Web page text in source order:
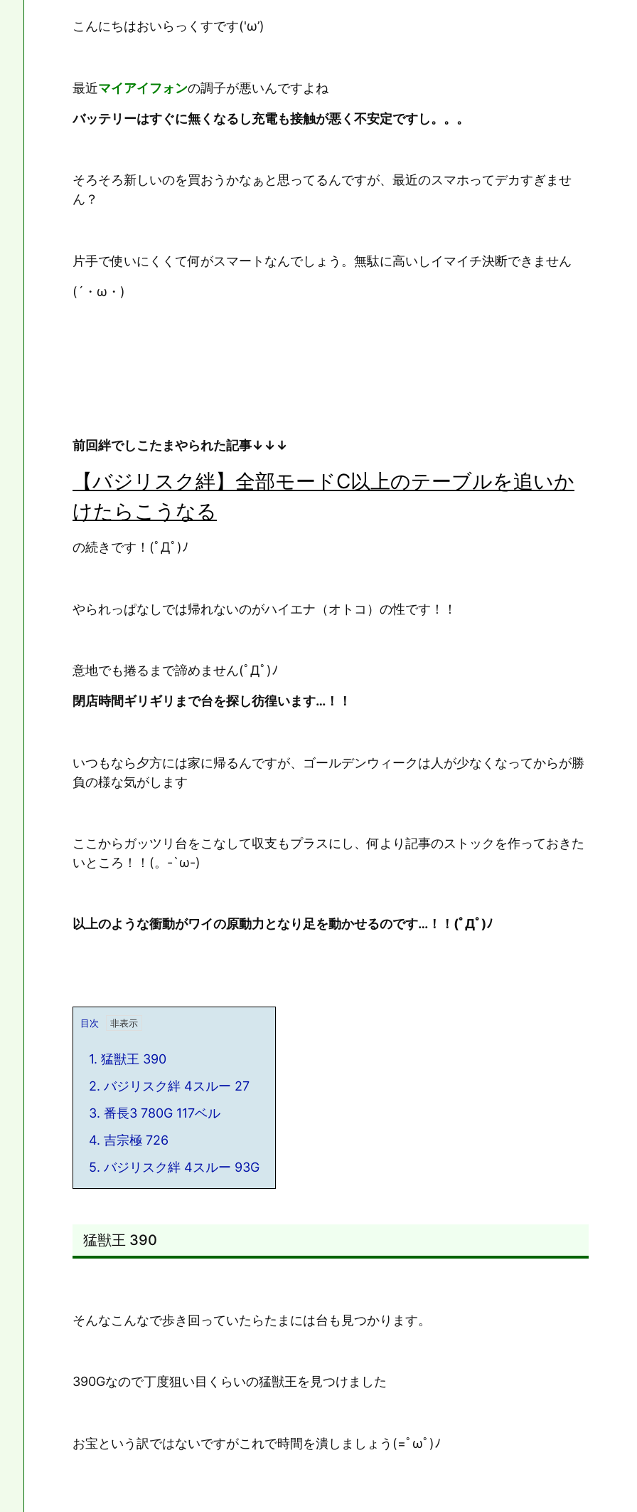
こんにちはおいらっくすです('ω’)
最近マイアイフォンの調子が悪いんですよね
バッテリーはすぐに無くなるし充電も接触が悪く不安定ですし。。。
そろそろ新しいのを買おうかなぁと思ってるんですが、最近のスマホってデカすぎませ
ん？
片手で使いにくくて何がスマートなんでしょう。無駄に高いしイマイチ決断できません
(´・ω・)
前回絆でしこたまやられた記事↓↓↓
【バジリスク絆】全部モードC以上のテーブルを追いか
けたらこうなる
の続きです！(ﾟДﾟ)ﾉ
やられっぱなしでは帰れないのがハイエナ（オトコ）の性です！！
意地でも捲るまで諦めません(ﾟДﾟ)ﾉ
閉店時間ギリギリまで台を探し彷徨います…！！
いつもなら夕方には家に帰るんですが、ゴールデンウィークは人が少なくなってからが勝
負の様な気がします
ここからガッツリ台をこなして収支もプラスにし、何より記事のストックを作っておきた
いところ！！(。-`ω-)
以上のような衝動がワイの原動力となり足を動かせるのです…！！(ﾟДﾟ)ﾉ
目次
1. 猛獣王 390
2. バジリスク絆 4スルー 27
3. 番長3 780G 117ベル
4. 吉宗極 726
5. バジリスク絆 4スルー 93G
猛獣王 390
そんなこんなで歩き回っていたらたまには台も見つかります。
390Gなので丁度狙い目くらいの猛獣王を見つけました
お宝という訳ではないですがこれで時間を潰しましょう(=ﾟωﾟ)ﾉ